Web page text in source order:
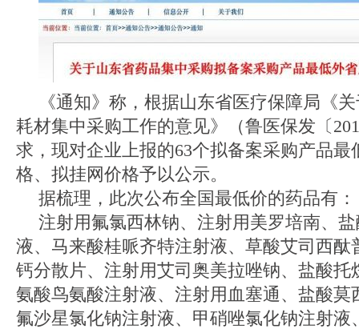
《通知》称，根据山东省医疗保障局《
耗材集中采购工作的意见》（鲁医保发〔
求，现对企业上报的63个拟备案采购产品最
格、拟挂网价格予以公示。
据梳理，此次公布全国最低价的药品有：
注射用氟氯西林钠、注射用美罗培南、
液、马来酸桂哌齐特注射液、草酸艾司西酞
钙分散片、注射用艾司奥美拉唑钠、盐酸托
氨酸鸟氨酸注射液、注射用血塞通、盐酸莫
氟沙星氯化钠注射液、甲硝唑氯化钠注射液